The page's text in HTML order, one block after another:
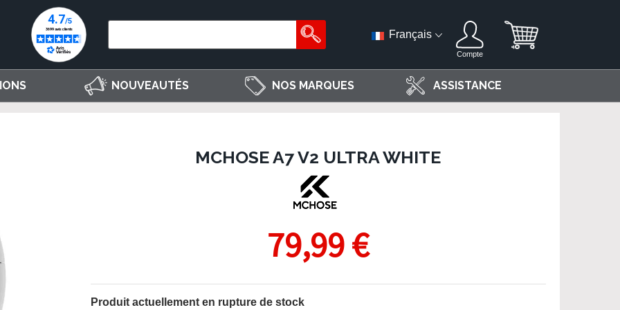
Français
Compte
NOUVEAUTÉS NOS MARQUES ASSISTANCE
MCHOSE A7 V2 ULTRA WHITE
79,99 €
Produit actuellement en rupture de stock